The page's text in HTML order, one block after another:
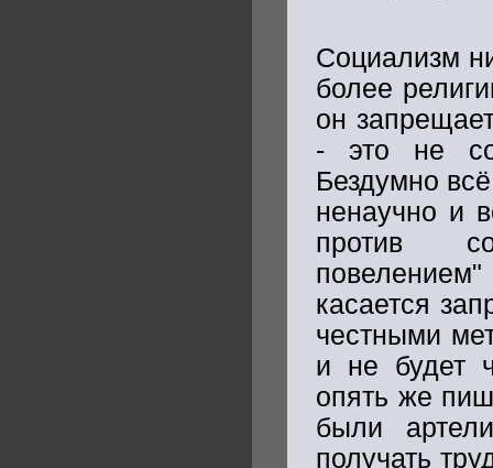
Социализм
более
он
- это не
Бездумно
ненаучно и
против
касается
честными
и не будет
опять же
были
получать